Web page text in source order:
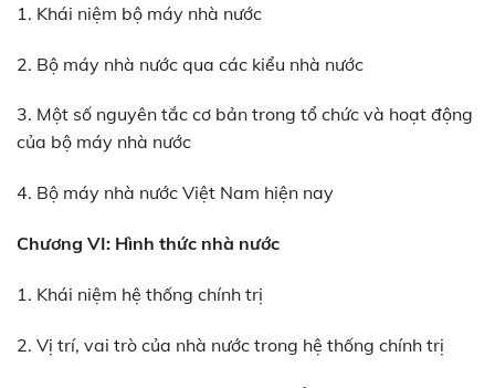
1. Khái niệm bộ máy nhà nước
2. Bộ máy nhà nước qua các kiểu nhà nước
3. Một số nguyên tắc cơ bản trong tổ chức và hoạt động
của bộ máy nhà nước
4. Bộ máy nhà nước Việt Nam hiện nay
Chương VI: Hình thức nhà nước
1. Khái niệm hệ thống chính trị
2. Vị trí, vai trò của nhà nước trong hệ thống chính trị